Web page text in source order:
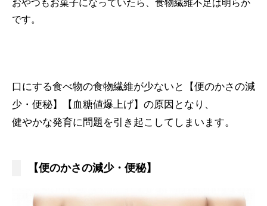
おやつもお菓子になっていたら、食物繊維不足は明らか
です。
口にする食べ物の食物繊維が少ないと【便のかさの減
少・便秘】【血糖値爆上げ】の原因となり、
健やかな発育に問題を引き起こしてしまいます。
【便のかさの減少・便秘】